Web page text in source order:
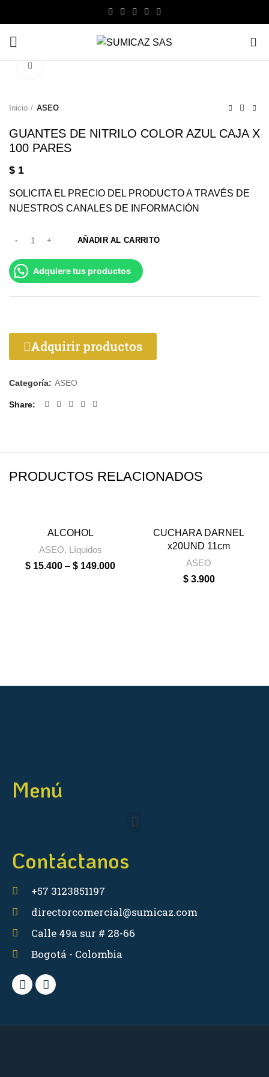
Inicio ASEO
GUANTES DE NITRILO COLOR AZUL CAJA X
100 PARES
$ 1
SOLICITA EL PRECIO DEL PRODUCTO A TRAVÉS DE
NUESTROS CANALES DE INFORMACIÓN
AÑADIR AL CARRITO
Adquiere tus productos
Adquirir productos
Categoría: ASEO
Share
PRODUCTOS RELACIONADOS
ALCOHOL
ASEO, Líquidos
$ 15.400 – $ 149.000
CUCHARA DARNEL
x20UND 11cm
ASEO
$3.900
Menú
Contáctanos
+57 3123851197
directorcomercial@sumicaz.com
Calle 49a sur # 28-66
Bogotá - Colombia